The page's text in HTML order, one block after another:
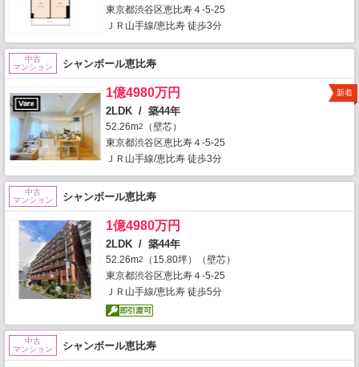
東京都渋谷区恵比寿４-5-25
ＪＲ山手線/恵比寿 徒歩3分
中古
マンション
シャンボール恵比寿
1億4980万円
2LDK / 築44年
52.26m2
（壁芯）
東京都渋谷区恵比寿４-5-25
ＪＲ山手線/恵比寿 徒歩3分
新着
中古
マンション
シャンボール恵比寿
1億4980万円
2LDK / 築44年
52.26m2
（15.80坪）（壁芯）
東京都渋谷区恵比寿４-5-25
ＪＲ山手線/恵比寿 徒歩5分
中古
マンション
シャンボール恵比寿